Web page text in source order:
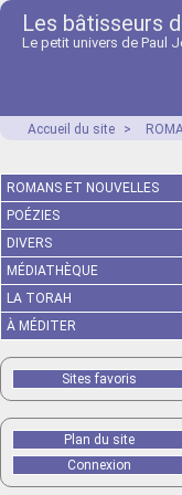
Les bâtisseurs
Le petit univers de Paul
Accueil du site >
ROMANS ET NOUVELLES
POÉZIES
DIVERS
MÉDIATHÈQUE
LA TORAH
À MÉDITER
Sites favoris
Plan du site
Connexion